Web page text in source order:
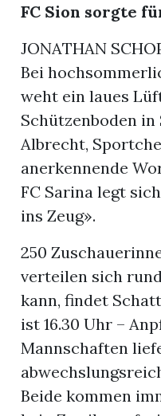
FC Sion sorgte
JONATHAN
Bei
weht ein laues
Schützenboden in
Albrecht,
anerkennende
FC Sarina legt
ins Zeug».
250
verteilen sich
kann, findet
ist 16.30 Uhr –
Mannschaften
Beide kommen